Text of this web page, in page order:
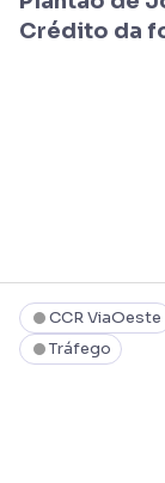
Crédito da
CCR ViaOeste
Tráfego